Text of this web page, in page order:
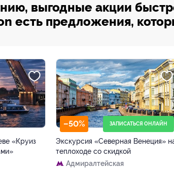
выгодные акции
есть предложения,
«Круиз
–50% ЗАПИСАТЬСЯ ОНЛАЙН
Экскурсия «Северная Венеция»
теплоходе со скидкой
Адмиралтейская